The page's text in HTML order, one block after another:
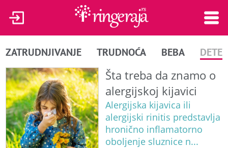
ZATRUDNJIVANJE TRUDNOĆA BEBA DETE
Šta treba da znamo o
alergijskoj kijavici
Alergijska kijavica ili
alergijski rinitis predstavlja
hronično inflamatorno
oboljenje sluznice n...